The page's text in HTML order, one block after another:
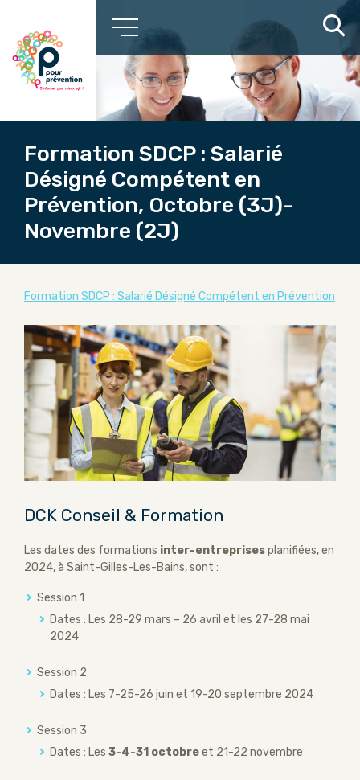
Formation SDCP : Salarié
Désigné Compétent en
Prévention, Octobre (3J)-
Novembre (2J)
Formation SDCP : Salarié Désigné Compétent en Prévention
DCK Conseil & Formation
Les dates des formations inter-entreprisesplanifiées, en
2024, à Saint-Gilles-Les-Bains, sont :
Session 1
Dates : Les 28-29 mars – 26 avril et les 27-28 mai
2024
Session 2
Dates : Les 7-25-26 juin et 19-20 septembre 2024
Session 3
Dates : Les 3-4-31 octobreet 21-22 novembre